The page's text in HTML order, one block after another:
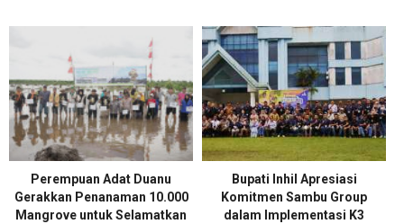
Perempuan Adat Duanu
Gerakkan Penanaman 10.000
Mangrove untuk Selamatkan
Bupati Inhil Apresiasi
Komitmen Sambu Group
dalam Implementasi K3